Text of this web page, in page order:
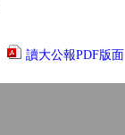
讀大公報PDF版面